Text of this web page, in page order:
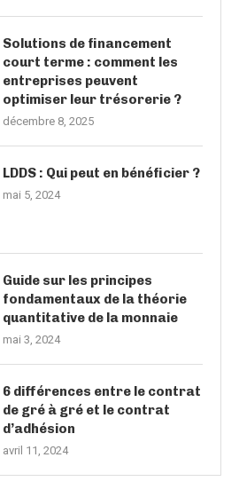
Solutions de financement
court terme : comment les
entreprises peuvent
optimiser leur trésorerie ?
décembre 8, 2025
LDDS : Qui peut en bénéficier ?
mai 5, 2024
Guide sur les principes
fondamentaux de la théorie
quantitative de la monnaie
mai 3, 2024
6 différences entre le contrat
de gré à gré et le contrat
d’adhésion
avril 11, 2024